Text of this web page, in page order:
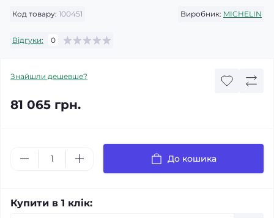
Код товару: 100451 Виробник: MICHELIN
Відгуки: 0
Знайшли дешевше?
81 065 грн.
До кошика
Купити в 1 клік: